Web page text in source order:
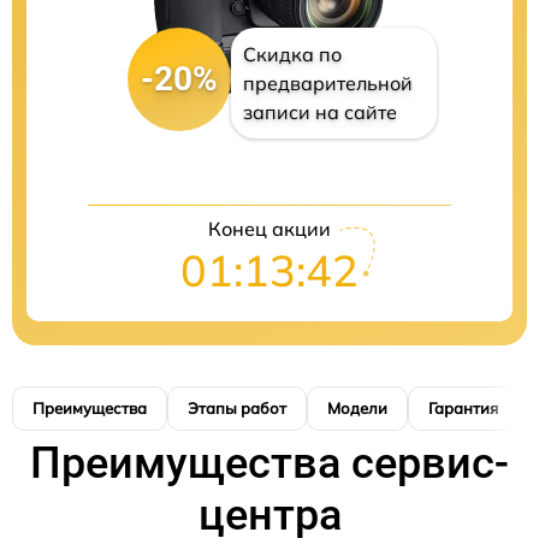
-20%
Скидка по
предварительной
записи на сайте
Конец акции
01:13:41
Преимущества Этапы работ Модели Гарантия
Преимущества сервис-
центра